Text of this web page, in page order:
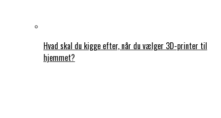
Hvad skal du kigge efter, når du vælger 3D-printer til
hjemmet?